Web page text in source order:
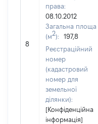
8
права:
08.10.2012
Загальна площа
(м2):
197,8
Реєстраційний
номер
(кадастровий
номер для
земельної
ділянки):
[Конфіденційна
інформація]